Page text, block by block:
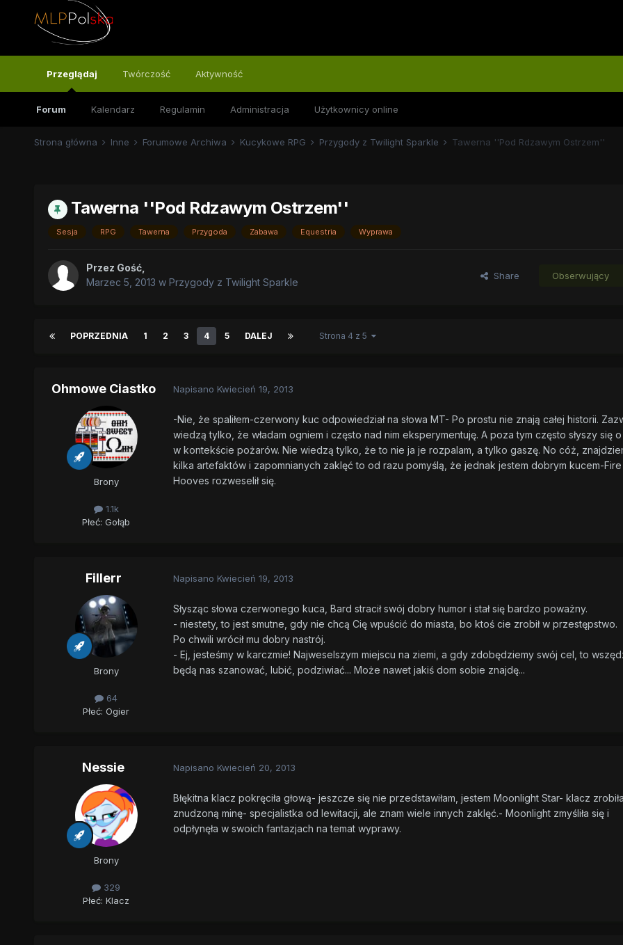
Przeglądaj
Forum Kalendarz Regulamin Administracja Użytkownicy online
Twórczość Aktywność
Strona główna Inne Forumowe Archiwa Kucykowe RPG Przygody z Twilight Sparkle Tawerna ''Pod Rdzawym Ostrzem''
Tawerna ''Pod Rdzawym Ostrzem''
Sesja RPG Tawerna Przygoda Zabawa Equestria Wyprawa
Przez Gość,
Marzec 5, 2013 w Przygody z Twilight Sparkle
Share Obserwujący
POPRZEDNIA 1 2 3 4 5 DALEJ Strona 4 z 5
Ohmowe Ciastko
Brony
1.1k
Płeć: Gołąb
Napisano Kwiecień 19, 2013
-Nie, że spaliłem-czerwony kuc odpowiedział na słowa MT- Po prostu nie znają całej historii.
wiedzą tylko, że władam ogniem i często nad nim eksperymentuję. A poza tym często słyszy się
w kontekście pożarów. Nie wiedzą tylko, że to nie ja je rozpalam, a tylko gaszę. No cóż,
kilka artefaktów i zapomnianych zaklęć to od razu pomyślą, że jednak jestem dobrym kucem-Fire
Hooves rozweselił się.
Fillerr
Brony
64
Płeć: Ogier
Napisano Kwiecień 19, 2013
Słysząc słowa czerwonego kuca, Bard stracił swój dobry humor i stał się bardzo poważny.
- niestety, to jest smutne, gdy nie chcą Cię wpuścić do miasta, bo ktoś cie zrobił w przestępstwo.
Po chwili wrócił mu dobry nastrój.
- Ej, jesteśmy w karczmie! Najweselszym miejscu na ziemi, a gdy zdobędziemy swój cel, to
będą nas szanować, lubić, podziwiać... Może nawet jakiś dom sobie znajdę...
Nessie
Brony
329
Płeć: Klacz
Napisano Kwiecień 20, 2013
Błękitna klacz pokręciła głową- jeszcze się nie przedstawiłam, jestem Moonlight Star- klacz
znudzoną minę- specjalistka od lewitacji, ale znam wiele innych zaklęć.- Moonlight zmyśliła się i
odpłynęła w swoich fantazjach na temat wyprawy.